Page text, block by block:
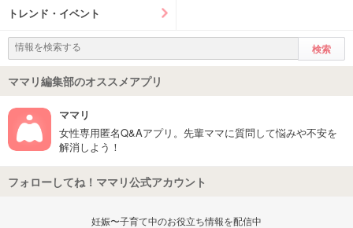
トレンド・イベント
ママリ編集部のオススメアプリ
ママリ
女性専用匿名Q&Aアプリ。先輩ママに質問して悩みや不安を
解消しよう！
フォローしてね！ママリ公式アカウント
妊娠〜子育て中のお役立ち情報を配信中